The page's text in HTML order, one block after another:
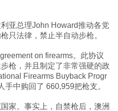
亚总理John Howard推动各党
只法律，禁止半自动步枪。
on firearms。此协议
枪，并且制定了非常强硬的政
Firearms Buyback Progr
中购回了 660,959把枪支。
家。事实上，自禁枪后，澳洲